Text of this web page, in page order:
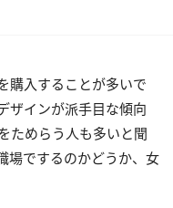
購入することが多いで
ザインが派手目な傾向
ためらう人も多いと聞
場でするのかどうか、女